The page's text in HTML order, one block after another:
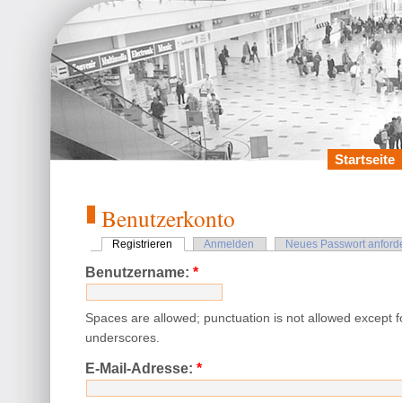
Startseite
Benutzerkonto
Registrieren Anmelden Neues Passwort
Benutzername:*
Spaces are allowed; punctuation is not allowed except
underscores.
E-Mail-Adresse:*